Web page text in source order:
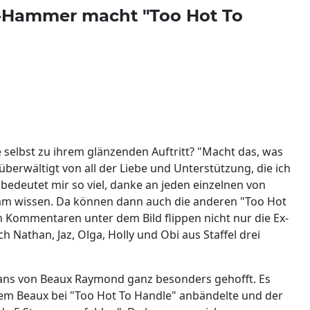
macht "Too Hot To
zu ihrem glänzenden Auftritt? "Macht das, was
von all der Liebe und Unterstützung, die ich
mir so viel, danke an jeden einzelnen von
wissen. Da können dann auch die anderen "Too Hot
Kommentaren unter dem Bild flippen nicht nur die Ex-
Nathan, Jaz, Olga, Holly und Obi aus Staffel drei
von Beaux Raymond ganz besonders gehofft. Es
Beaux bei "Too Hot To Handle" anbändelte und der